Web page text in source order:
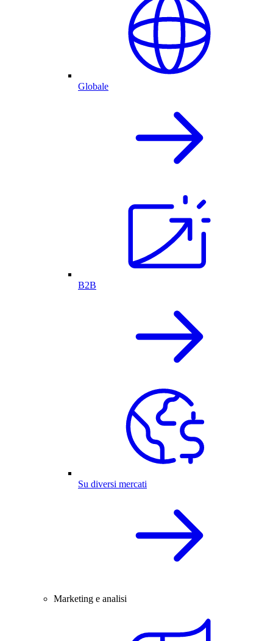
Globale
B2B
Su diversi mercati
Marketing e analisi